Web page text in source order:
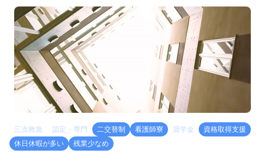
三次救急 認定・専門 二交替制 看護師寮 奨学金
資格取得支援
休日休暇が多い
残業少なめ